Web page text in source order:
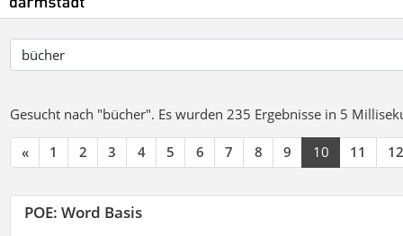
Gesucht nach "bücher". Es wurden 235 Ergebnisse in 5
« 1 2 3 4 5 6 7 8 9 10 11 12
POE: Word Basis